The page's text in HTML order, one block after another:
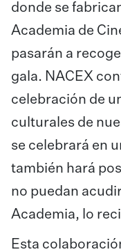
donde se
Academia de
pasarán a
gala. NACEX
celebración de
culturales de
se celebrará en
también hará
no puedan
Academia, lo
Esta